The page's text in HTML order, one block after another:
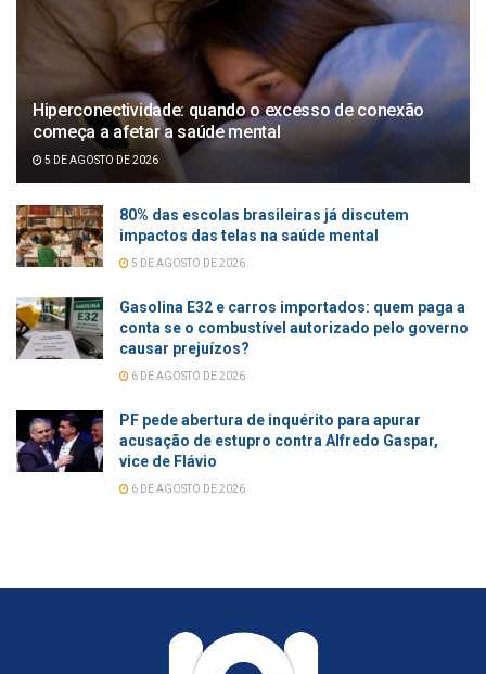
Hiperconectividade: quando o excesso de conexão
começa a afetar a saúde mental
5 DE AGOSTO DE 2026
80% das escolas brasileiras já discutem
impactos das telas na saúde mental
5 DE AGOSTO DE 2026
Gasolina E32 e carros importados: quem paga a
conta se o combustível autorizado pelo governo
causar prejuízos?
6 DE AGOSTO DE 2026
PF pede abertura de inquérito para apurar
acusação de estupro contra Alfredo Gaspar,
vice de Flávio
6 DE AGOSTO DE 2026